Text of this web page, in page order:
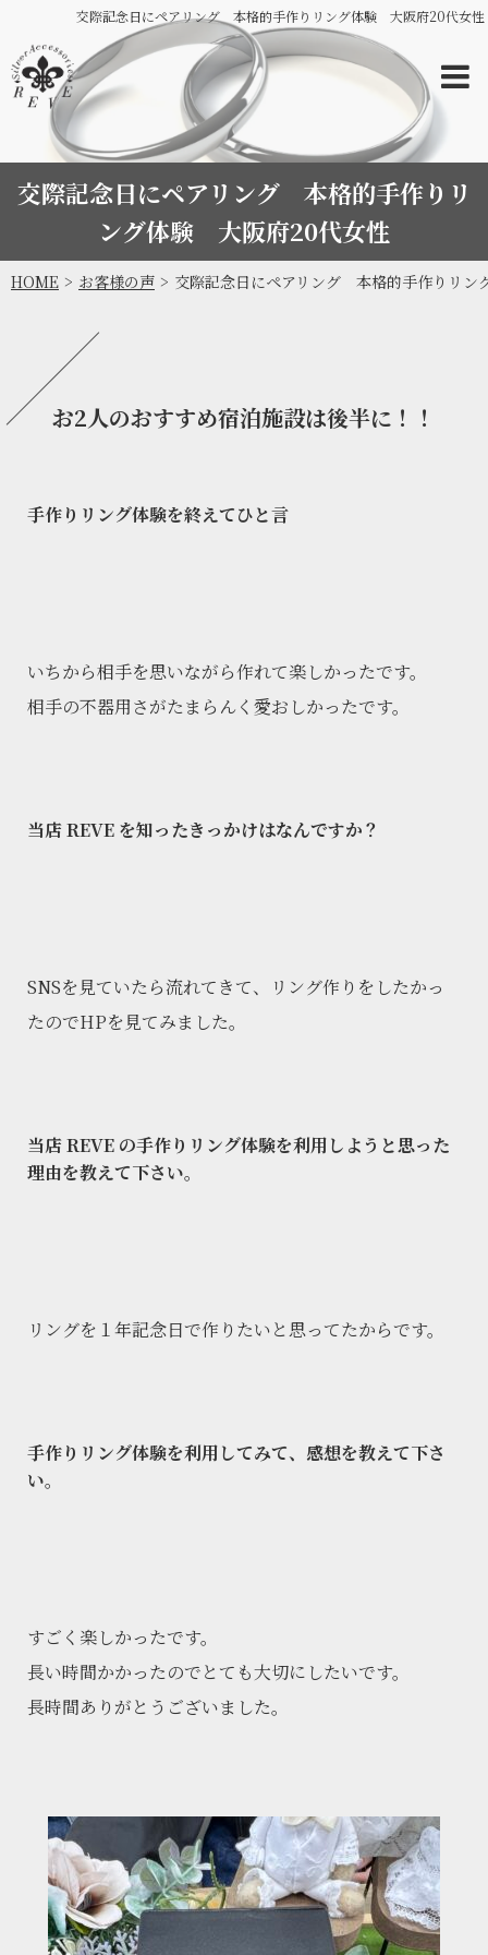
交際記念日にペアリング 本格的手作りリング体験 大阪府20代女性
交際記念日にペアリング 本格的手作りリ
ング体験 大阪府20代女性
HOME お客様の声 交際記念日にペアリング 本格的手作りリ
お2人のおすすめ宿泊施設は後半に！！
手作りリング体験を終えてひと言
いちから相手を思いながら作れて楽しかったです。
相手の不器用さがたまらんく愛おしかったです。
当店 REVE を知ったきっかけはなんですか？
SNSを見ていたら流れてきて、リング作りをしたかっ
たのでHPを見てみました。
当店 REVE の手作りリング体験を利用しようと思った
理由を教えて下さい。
リングを１年記念日で作りたいと思ってたからです。
手作りリング体験を利用してみて、感想を教えて下さ
い。
すごく楽しかったです。
長い時間かかったのでとても大切にしたいです。
長時間ありがとうございました。